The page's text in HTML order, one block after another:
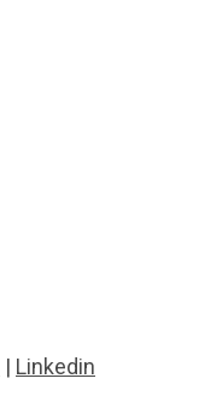
| Linkedin